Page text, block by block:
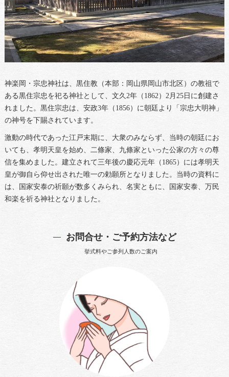
神楽岡・宗忠神社は、黒住教（本部：岡山県岡山市北区）の教祖で
ある黒住宗忠を祀る神社として、文久2年（1862）2月25日に創建さ
れました。黒住宗忠は、安政3年（1856）に朝廷より「宗忠大明神」
の神号を下賜されています。
激動の時代であった江戸末期に、大衆のみならず、当時の朝廷にお
いても、孝明天皇を始め、二條家、九條家といった公家の方々の尊
信を集めました。建立されて三年後の慶応元年（1865）には孝明天
皇が御自ら仰せ出された唯一の勅願所となりました。当時の資料に
は、国家安泰の祈願が数多くみられ、名実ともに、国家安泰、万民
和楽を祈る神社となりました。
お問合せ・ご予約方法など
挙式料やご参列人数のご案内